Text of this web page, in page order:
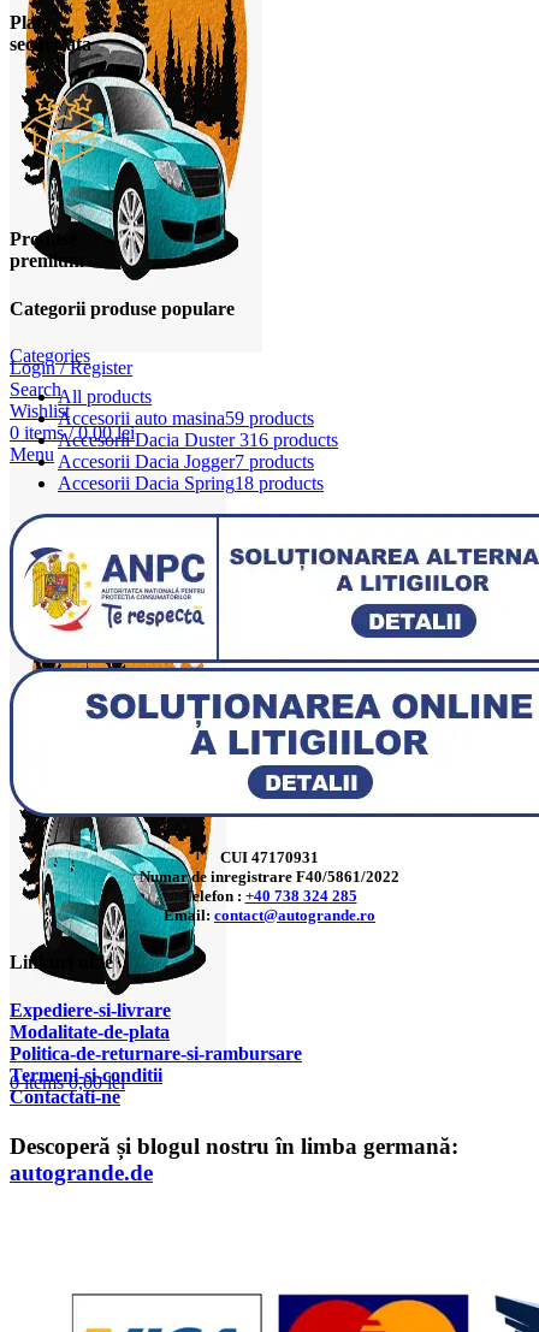
Login / Register
Search
Wishlist
0 items / 0,00lei
Menu
0items 0,00lei
Plata
securizata
Produse
premium
Categorii produse populare
Categories
All products
Accesorii auto masina59 products
Accesorii Dacia Duster 316 products
Accesorii Dacia Jogger7 products
Accesorii Dacia Spring18 products
CUI 47170931
Numar de inregistrare F40/5861/2022
Telefon : +40 738 324 285
Email: contact@autogrande.ro
Linkuri utile
Expediere-si-livrare
Modalitate-de-plata
Politica-de-returnare-si-rambursare
Termeni-si-conditii
Contactati-ne
Descoperă și blogul nostru în limba germană:
autogrande.de